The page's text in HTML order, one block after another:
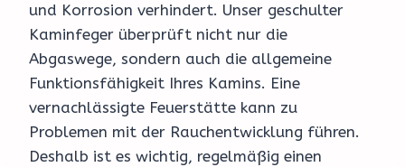
und Korrosion verhindert. Unser geschulter
Kaminfeger überprüft nicht nur die
Abgaswege, sondern auch die allgemeine
Funktionsfähigkeit Ihres Kamins. Eine
vernachlässigte Feuerstätte kann zu
Problemen mit der Rauchentwicklung führen.
Deshalb ist es wichtig, regelmäßig einen